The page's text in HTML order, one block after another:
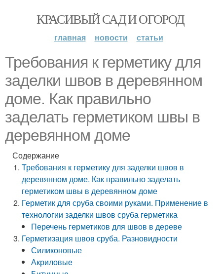
КРАСИВЫЙ САД И ОГОРОД
главная новости статьи
Требования к герметику для
заделки швов в деревянном
доме. Как правильно
заделать герметиком швы в
деревянном доме
Содержание
Требования к герметику для заделки швов в
деревянном доме. Как правильно заделать
герметиком швы в деревянном доме
Герметик для сруба своими руками. Применение в
технологии заделки швов сруба герметика
Перечень герметиков для швов в дереве
Герметизация швов сруба. Разновидности
Силиконовые
Акриловые